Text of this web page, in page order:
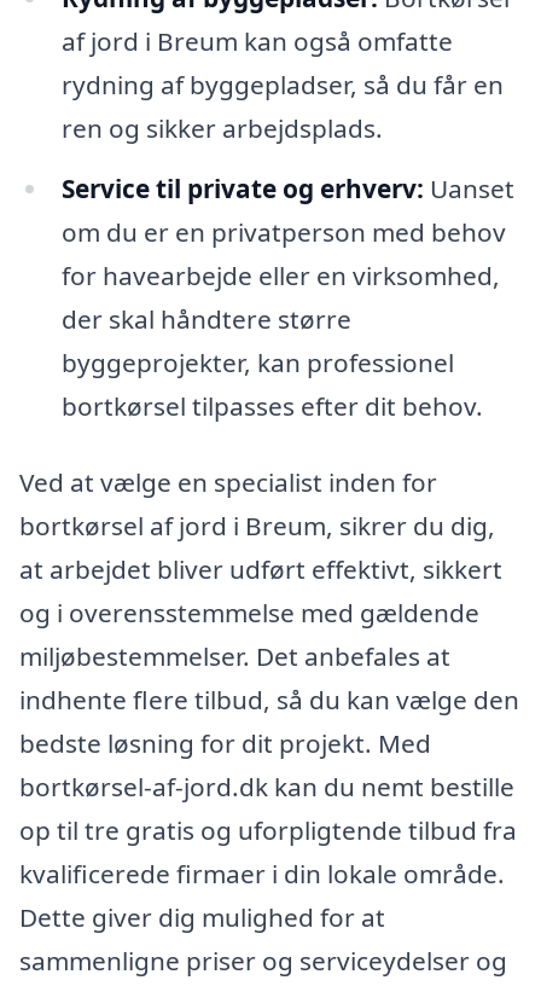
af jord i Breum kan også omfatte
rydning af byggepladser, så du får en
ren og sikker arbejdsplads.
Service til private og erhverv: Uanset
om du er en privatperson med behov
for havearbejde eller en virksomhed,
der skal håndtere større
byggeprojekter, kan professionel
bortkørsel tilpasses efter dit behov.
Ved at vælge en specialist inden for
bortkørsel af jord i Breum, sikrer du dig,
at arbejdet bliver udført effektivt, sikkert
og i overensstemmelse med gældende
miljøbestemmelser. Det anbefales at
indhente flere tilbud, så du kan vælge den
bedste løsning for dit projekt. Med
bortkørsel-af-jord.dk kan du nemt bestille
op til tre gratis og uforpligtende tilbud fra
kvalificerede firmaer i din lokale område.
Dette giver dig mulighed for at
sammenligne priser og serviceydelser og